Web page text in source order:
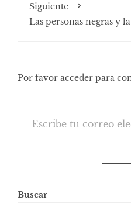
Siguiente
Las personas negras y
Por favor acceder para
Buscar